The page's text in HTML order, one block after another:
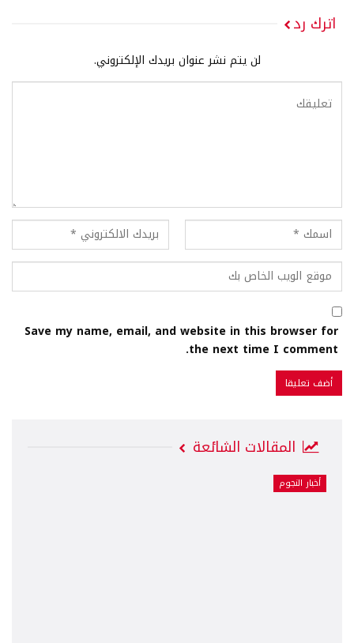
اترك رد
لن يتم نشر عنوان بريدك الإلكتروني.
Save my name, email, and website in this browser for
the next time I comment.
المقالات الشائعة
أخبار النجوم